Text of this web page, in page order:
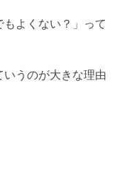
もよくない？」って
いうのが大きな理由